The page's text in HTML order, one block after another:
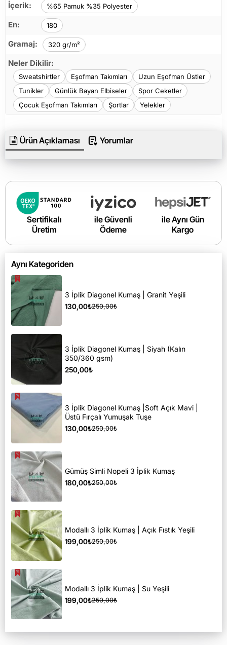
İçerik: %65 Pamuk %35 Polyester
En: 180
Gramaj: 320 gr/m²
Neler Dikilir:
Sweatshirtler Eşofman Takımları
Uzun Eşofman Üstler
Tunikler
Günlük Bayan Elbiseler
Spor Ceketler
Çocuk Eşofman Takımları
Şortlar Yelekler
Ürün Açıklaması Yorumlar
Sertifikalı
Üretim
ile Güvenli
Ödeme
ile Aynı Gün
Kargo
Aynı Kategoriden
3 İplik Diagonel Kumaş | Granit Yeşili
130,00₺250,00₺
3 İplik Diagonel Kumaş | Siyah (Kalın
350/360 gsm)
250,00₺
3 İplik Diagonel Kumaş |Soft Açık Mavi |
Üstü Fırçalı Yumuşak Tuşe
130,00₺250,00₺
Gümüş Simli Nopeli 3 İplik Kumaş
180,00₺250,00₺
Modallı 3 İplik Kumaş | Açık Fıstık Yeşili
199,00₺250,00₺
Modallı 3 İplik Kumaş | Su Yeşili
199,00₺250,00₺